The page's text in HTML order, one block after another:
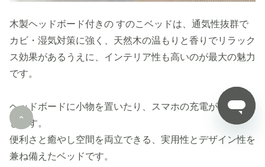
木製ヘッドボード付きの すのこベッドは、通気性抜群で
カビ・湿気対策に強く、天然木の温もりと香りでリラック
ス効果があるうえに、インテリア性も高いのが最大の魅力
です。
ヘッドボードに小物を置いたり、スマホの充電ができたり
します。
便利さと癒やし空間を両立できる、実用性とデザイン性を
兼ね備えたベッドです。